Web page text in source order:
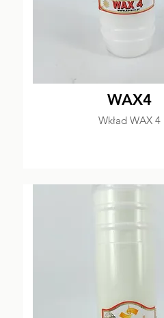
WAX4
Wkład WAX 4